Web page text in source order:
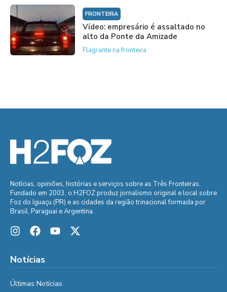
FRONTEIRA
Vídeo: empresário é assaltado no
alto da Ponte da Amizade
Flagrante na fronteira
Notícias, opiniões, histórias e serviços sobre as Três Fronteiras.
Fundado em 2003, o H2FOZ produz jornalismo original e local sobre
Foz do Iguaçu (PR) e as cidades da região trinacional formada por
Brasil, Paraguai e Argentina.
Notícias
Últimas Notícias